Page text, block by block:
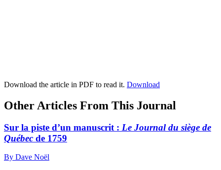
Download the article in PDF to read it. Download
Other Articles From This Journal
Sur la piste d’un manuscrit : Le Journal du siège de
Québec de 1759
By Dave Noël